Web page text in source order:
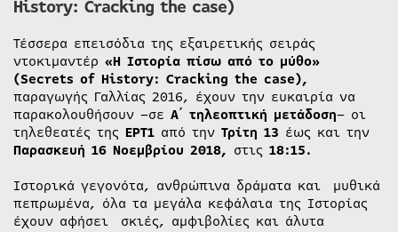
History: Cracking the case)
Τέσσερα επεισόδια της εξαιρετικής σειράς
ντοκιμαντέρ «Η Ιστορία πίσω από το μύθο»
(Secrets of History: Cracking the case),
παραγωγής Γαλλίας 2016, έχουν την ευκαιρία να
παρακολουθήσουν –σε Α΄ τηλεοπτική μετάδοση– οι
τηλεθεατές της ΕΡΤ1 από την Τρίτη 13 έως και την
Παρασκευή 16 Νοεμβρίου 2018, στις 18:15.
Ιστορικά γεγονότα, ανθρώπινα δράματα και μυθικά
πεπρωμένα, όλα τα μεγάλα κεφάλαια της Ιστορίας
έχουν αφήσει σκιές, αμφιβολίες και άλυτα